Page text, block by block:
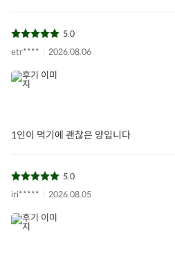
5.0
etr****
2026.08.06
1인이 먹기에 괜찮은 양입니다
5.0
iri*****
2026.08.05